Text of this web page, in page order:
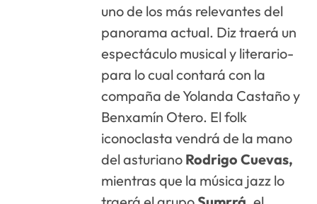
uno de los más relevantes del
panorama actual. Diz traerá un
espectáculo musical y literario-
para lo cual contará con la
compaña de Yolanda Castaño y
Benxamín Otero. El folk
iconoclasta vendrá de la mano
del asturiano Rodrigo Cuevas,
mientras que la música jazz lo